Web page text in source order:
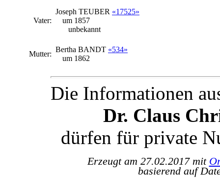
Vater:
Joseph TEUBER «17525»
um 1857
unbekannt
Mutter:
Bertha BANDT «534»
um 1862
Die Informationen
Dr. Claus
dürfen für private
Erzeugt am 27.02.2017 mit
basierend auf